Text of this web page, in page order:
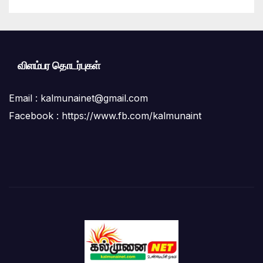
விளம்பர தொடர்புகள்
Email : kalmunainet@gmail.com
Facebook : https://www.fb.com/kalmunaint